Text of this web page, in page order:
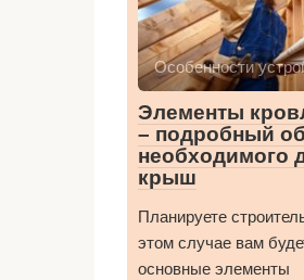
Особенности
Элементы
– подробный
необходимого
крыш
Планируете
этом случае вам
основные элементы